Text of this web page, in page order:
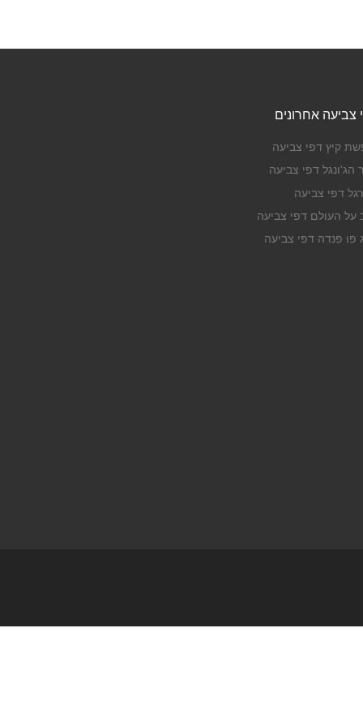
צביעה אחרונים
קיץ דפי צביעה
הג'ונגל דפי צביעה
דפי צביעה
על העולם דפי צביעה
פו פנדה דפי צביעה